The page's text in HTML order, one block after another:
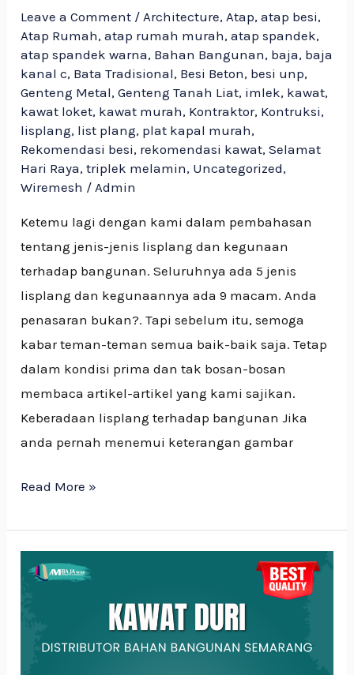
Leave a Comment / Architecture, Atap,atap besi,
Atap Rumah,atap rumah murah,atap spandek,
atap spandek warna, Bahan Bangunan, baja, baja
kanal c, Bata Tradisional, Besi Beton, besi unp,
Genteng Metal,Genteng Tanah Liat, imlek, kawat,
kawat loket, kawat murah, Kontraktor, Kontruksi,
lisplang, list plang, plat kapal murah,
Rekomendasi besi, rekomendasi kawat,Selamat
Hari Raya,triplek melamin, Uncategorized,
Wiremesh / Admin
Ketemu lagi dengan kami dalam pembahasan
tentang jenis-jenis lisplang dan kegunaan
terhadap bangunan. Seluruhnya ada 5 jenis
lisplang dan kegunaannya ada 9 macam. Anda
penasaran bukan?. Tapi sebelum itu, semoga
kabar teman-teman semua baik-baik saja. Tetap
dalam kondisi prima dan tak bosan-bosan
membaca artikel-artikel yang kami sajikan.
Keberadaan lisplang terhadap bangunan Jika
anda pernah menemui keterangan gambar
Read More »
Kawat
Duri